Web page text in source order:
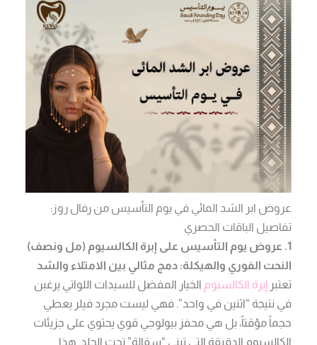
عروض ابر الشد المائي في يوم التأسيس من رفال روز:
تفاصيل الباقات الحصري
1. عروض يوم التأسيس على إبرة الكالسيوم (مل ونصف)
النحت الفوري والهيكلة: دمج مثالي بين الامتلاء والشد
تعتبر إبرة الكالسيوم الخيار المفضل للسيدات اللواتي يرغبن
في نتيجة “اثنين في واحد”. فهي ليست مجرد فيلر يعطي
حجماً مؤقتاً، بل هي محفز بيولوجي قوي يحتوي على جزيئات
الكالسيوم الدقيقة التي تبني “سقالة” تحت الجلد. هذا